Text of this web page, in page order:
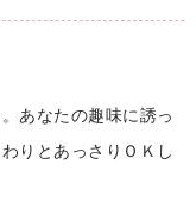
あなたの趣味に誘っ
りとあっさりＯＫし